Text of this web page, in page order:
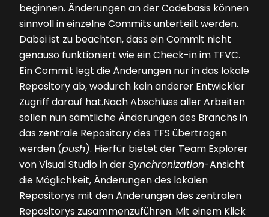
beginnen. Änderungen an der Codebasis können
sinnvoll in einzelne Commits unterteilt werden.
Dabei ist zu beachten, dass ein Commit nicht
genauso funktioniert wie ein Check-in im TFVC.
Ein Commit legt die Änderungen nur in das lokale
Repository ab, wodurch kein anderer Entwickler
Zugriff darauf hat.Nach Abschluss aller Arbeiten
sollen nun sämtliche Änderungen des Branchs in
das zentrale Repository des TFS übertragen
werden (push). Hierfür bietet der Team Explorer
von Visual Studio in derSynchronization-Ansicht
die Möglichkeit, Änderungen des lokalen
Repositorys mit den Änderungen des zentralen
Repositorys zusammenzuführen. Mit einem Klick